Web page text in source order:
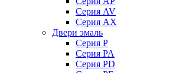
Серия AV
Серия AX
Двери эмаль
Серия P
Серия PA
Серия PD